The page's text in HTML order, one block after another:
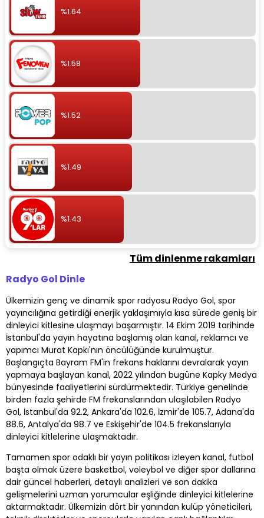
%1.64
%1.58
%1.52
%1.49
%1.43
Tüm dinlenme rakamları
Radyo Gol Dinle
Ülkemizin genç ve dinamik spor radyosu Radyo Gol, spor
yayıncılığına getirdiği enerjik yaklaşımıyla kısa sürede geniş bir
dinleyici kitlesine ulaşmayı başarmıştır. 14 Ekim 2019 tarihinde
İstanbul'da yayın hayatına başlamış olan kanal, reklamcı ve
yapımcı Murat Kapkı'nın öncülüğünde kurulmuştur.
Başlangıçta Bayram FM'in frekans haklarını devralarak yayın
yapmaya başlayan kanal, 2022 yılından bugüne Kapky Medya
bünyesinde faaliyetlerini sürdürmektedir. Türkiye genelinde
birden fazla şehirde FM frekanslarından ulaşılabilen Radyo
Gol, İstanbul'da 92.2, Ankara'da 102.6, İzmir'de 105.7, Adana'da
88.6, Antalya'da 98.7 ve Eskişehir'de 104.5 frekanslarıyla
dinleyici kitlelerine ulaşmaktadır.
Tamamen spor odaklı bir yayın politikası izleyen kanal, futbol
başta olmak üzere basketbol, voleybol ve diğer spor dallarına
dair güncel haberleri, detaylı analizleri ve son dakika
gelişmelerini uzman yorumcular eşliğinde dinleyici kitlelerine
aktarmaktadır. Ülkemizin dört bir yanından kulüp yöneticileri,